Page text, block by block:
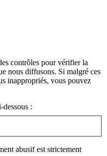
contrôles pour vérifier la
nous diffusons. Si malgré ces
inappropriés, vous pouvez
:
abusif est strictement